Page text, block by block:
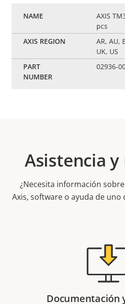
AXIS
pcs
AR, AU,
UK, US
02936-
Asistencia y
¿Necesita información
Axis, software o ayuda de
Documentación